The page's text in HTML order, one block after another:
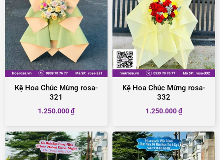
Kệ Hoa Chúc Mừng rosa-
321
1.250.000₫
Kệ Hoa Chúc Mừng rosa-
332
1.250.000₫